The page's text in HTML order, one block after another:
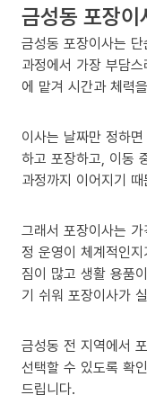
금성동 포장이
금성동 포장이사는
과정에서 가장 부담스
에 맡겨 시간과 체력
이사는 날짜만 정하
하고 포장하고, 이동
과정까지 이어지기
그래서 포장이사는 가
정 운영이 체계적인
짐이 많고 생활 용품
기 쉬워 포장이사가
금성동 전 지역에서
선택할 수 있도록 확
드립니다.